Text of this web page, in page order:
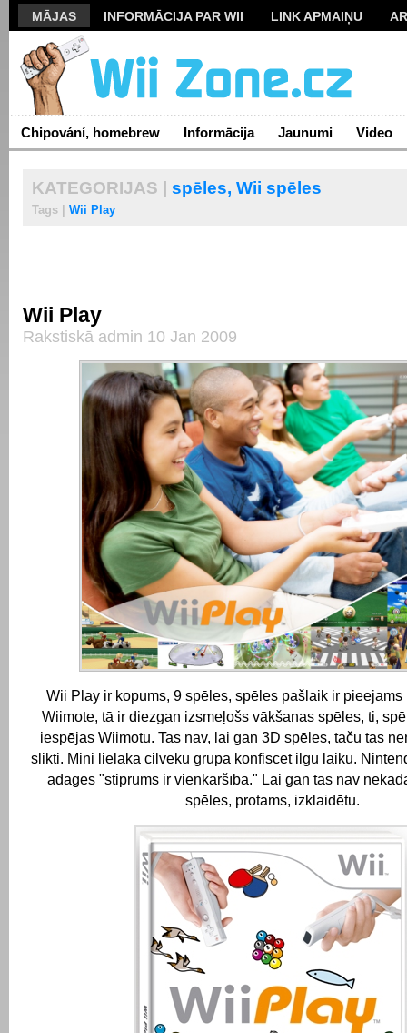
MĀJAS INFORMĀCIJA PAR WII LINK APMAIŅU
Chipování, homebrew Informācija Jaunumi Video
KATEGORIJAS | spēles, Wii spēles
Tags | Wii Play
Wii Play
Rakstiskā admin 10 Jan 2009
Wii Play ir kopums, 9 spēles, spēles pašlaik ir pieejams
Wiimote, tā ir diezgan izsmeļošs vākšanas spēles, ti,
iespējas Wiimotu. Tas nav, lai gan 3D spēles, taču tas
slikti. Mini lielākā cilvēku grupa konfiscēt ilgu laiku.
adages "stiprums ir vienkāršība." Lai gan tas nav
spēles, protams, izklaidētu.